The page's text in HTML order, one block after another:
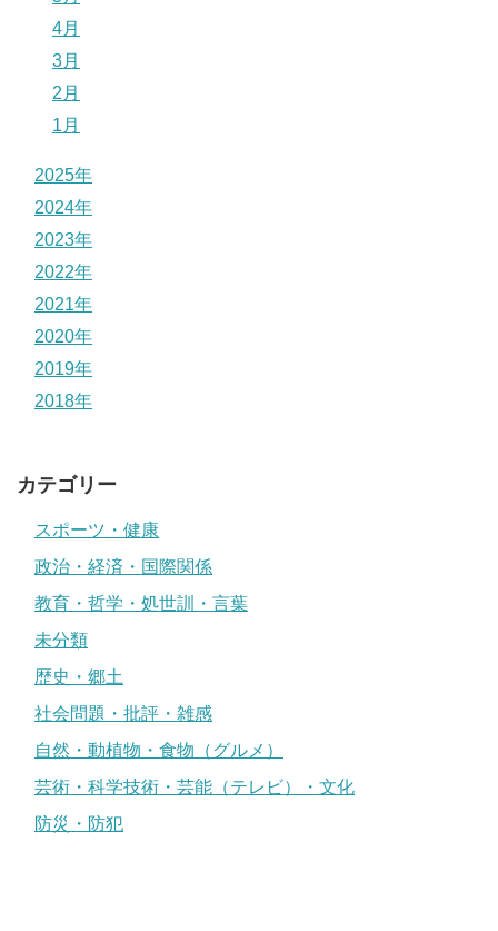
4月
3月
2月
1月
2025年
2024年
2023年
2022年
2021年
2020年
2019年
2018年
カテゴリー
スポーツ・健康
政治・経済・国際関係
教育・哲学・処世訓・言葉
未分類
歴史・郷土
社会問題・批評・雑感
自然・動植物・食物（グルメ）
芸術・科学技術・芸能（テレビ）・文化
防災・防犯